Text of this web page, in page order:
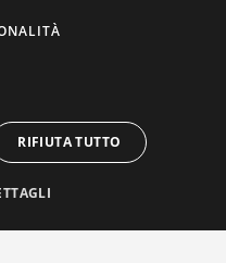
RIFIUTA TUTTO